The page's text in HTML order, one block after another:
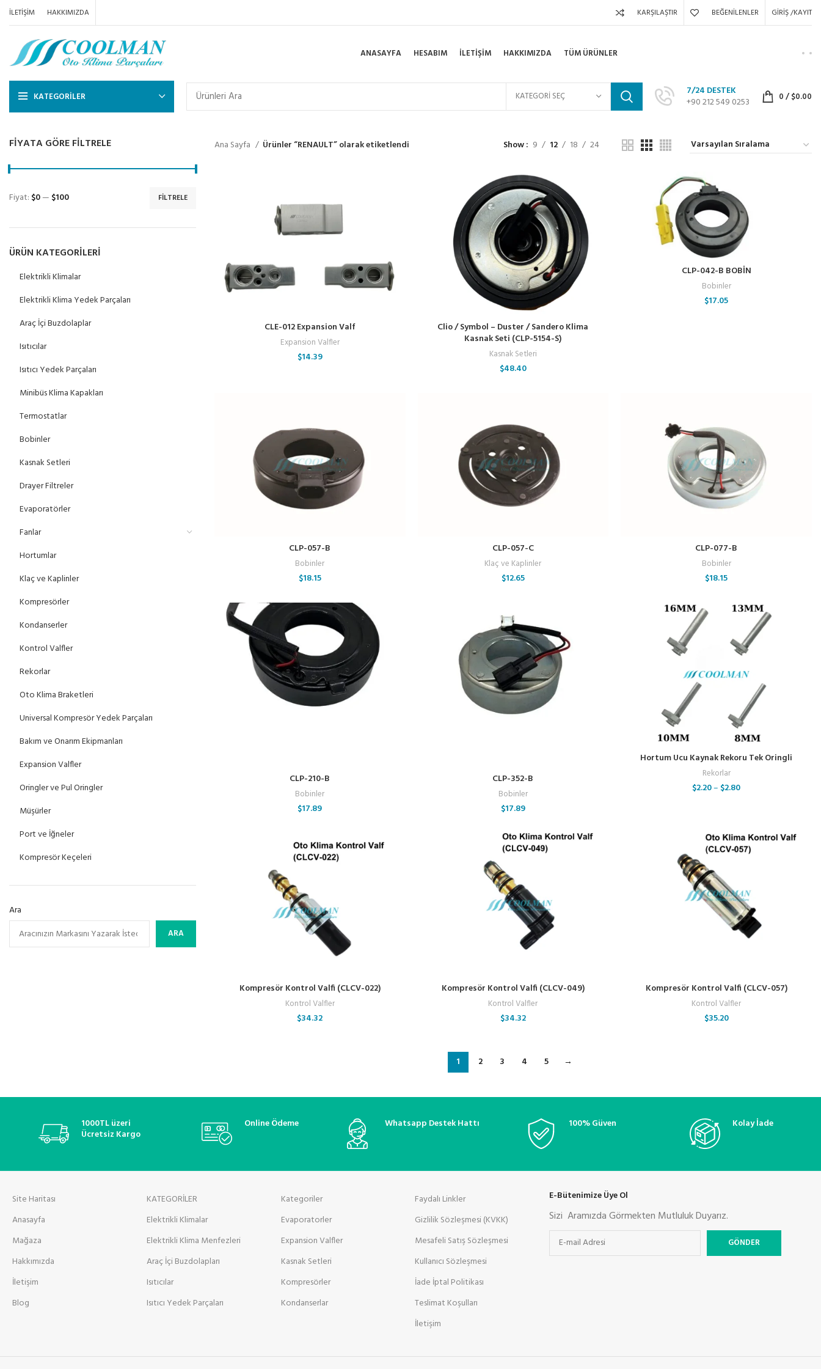
İLETIŞIM HAKKIMIZDA KARŞILAŞTIR BEĞENILENLER GIRIŞ /KAYIT
ANASAYFA HESABIM İLETIŞIM HAKKIMIZDA TÜM ÜRÜNLER
KATEGORILER KATEGORI SEÇ
7/24 DESTEK
+90 212 549 0253
0/$0.00
FIYATA GÖRE FILTRELE
FILTRELE
Fiyat: $0— $100
ÜRÜN KATEGORILERI
Elektrikli Klimalar
Elektrikli Klima Yedek Parçaları
Araç İçi Buzdolaplar
Isıtıcılar
Isıtıcı Yedek Parçaları
Minibüs Klima Kapakları
Termostatlar
Bobinler
Kasnak Setleri
Drayer Filtreler
Evaporatörler
Fanlar
Hortumlar
Klaç ve Kaplinler
Kompresörler
Kondanserler
Kontrol Valfler
Rekorlar
Oto Klima Braketleri
Universal Kompresör Yedek Parçaları
Bakım ve Onarım Ekipmanları
Expansion Valfler
Oringler ve Pul Oringler
Müşürler
Port ve İğneler
Kompresör Keçeleri
Ara
ARA
Ana Sayfa Ürünler “RENAULT” olarak etiketlendi Show 9 12 18 24
CLE-012 Expansion Valf
Expansion Valfler
$14.39
Clio / Symbol – Duster / Sandero Klima
Kasnak Seti (CLP-5154-S)
Kasnak Setleri
$48.40
CLP-042-B BOBİN
Bobinler
$17.05
CLP-057-B
Bobinler
$18.15
CLP-057-C
Klaç ve Kaplinler
$12.65
CLP-077-B
Bobinler
$18.15
CLP-210-B
Bobinler
$17.89
CLP-352-B
Bobinler
$17.89
Hortum Ucu Kaynak Rekoru Tek Oringli
Rekorlar
$2.20– $2.80
Kompresör Kontrol Valfi (CLCV-022)
Kontrol Valfler
$34.32
Kompresör Kontrol Valfi (CLCV-049)
Kontrol Valfler
$34.32
Kompresör Kontrol Valfi (CLCV-057)
Kontrol Valfler
$35.20
1 2 3 4 5 →
1000TL üzeri
Ücretsiz Kargo
Online Ödeme Whatsapp Destek Hattı 100% Güven Kolay İade
Site Haritası
Anasayfa
Mağaza
Hakkımızda
İletişim
Blog
KATEGORİLER
Elektrikli Klimalar
Elektrikli Klima Menfezleri
Araç İçi Buzdolapları
Isıtıcılar
Isıtıcı Yedek Parçaları
Kategoriler
Evaporatorler
Expansion Valfler
Kasnak Setleri
Kompresörler
Kondanserlar
Faydalı Linkler
Gizlilik Sözleşmesi (KVKK)
Mesafeli Satış Sözleşmesi
Kullanıcı Sözleşmesi
İade İptal Politikası
Teslimat Koşulları
İletişim
E-Bütenimize Üye Ol
Sizi Aramızda Görmekten Mutluluk Duyarız.